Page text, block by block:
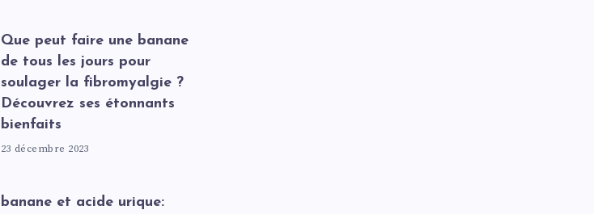
Que peut faire une banane
de tous les jours pour
soulager la fibromyalgie ?
Découvrez ses étonnants
bienfaits
23 décembre 2023
banane et acide urique: